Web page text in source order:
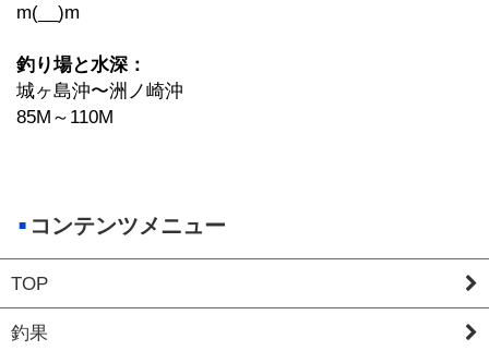
m(__)m
釣り場と水深：
城ヶ島沖〜洲ノ崎沖
85M～110M
コンテンツメニュー
TOP
釣果